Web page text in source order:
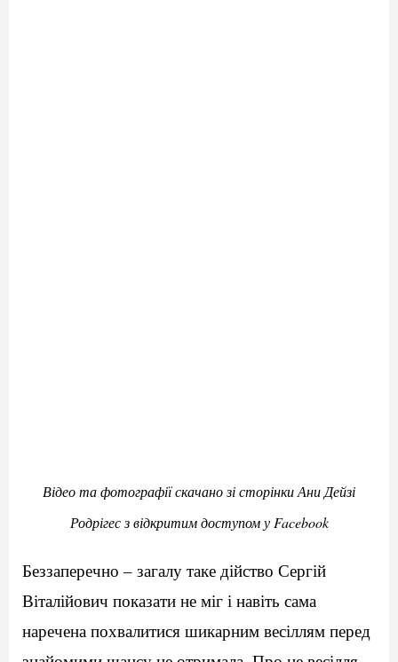
Відео та фотографії скачано зі сторінки Ани Дейзі
Родрігес з відкритим доступом у Facebook
Беззаперечно – загалу таке дійство Сергій
Віталійович показати не міг і навіть сама
наречена похвалитися шикарним весіллям перед